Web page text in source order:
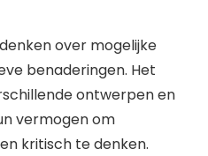
over mogelijke
benaderingen. Het
ontwerpen en
vermogen om
kritisch te denken.